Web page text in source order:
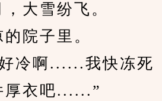
大雪纷飞。
院子里。
啊......我快冻死
厚衣吧......”